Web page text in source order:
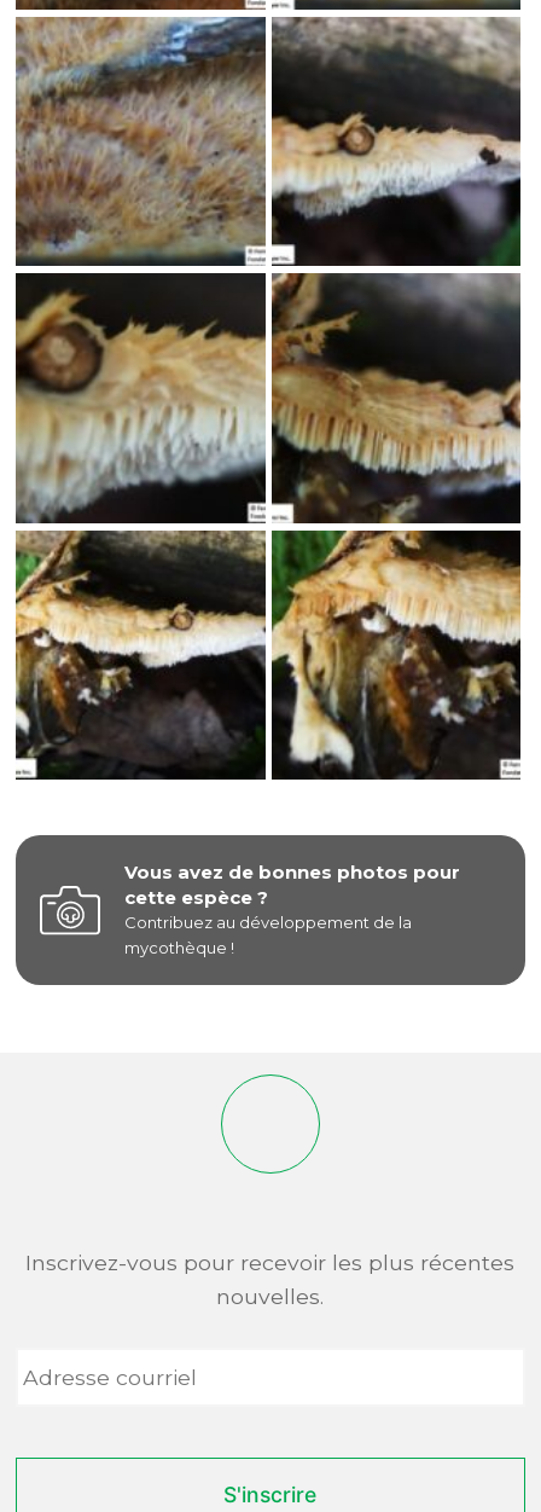
Vous avez de bonnes photos pour
cette espèce ?
Contribuez au développement de la
mycothèque !
Inscrivez-vous pour recevoir les plus récentes
nouvelles.